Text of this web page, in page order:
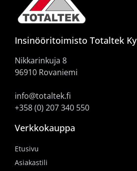
Insinööritoimisto Totaltek Ky
Nikkarinkuja 8
96910 Rovaniemi
info@totaltek.fi
+358 (0) 207 340 550
Verkkokauppa
Etusivu
Asiakastili